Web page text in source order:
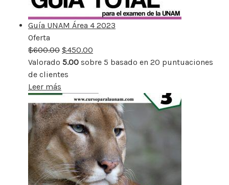
Guía UNAM Área 4 2023
Oferta
rebajado
$600.00 $450.00
Valorado 5.00 sobre 5 basado en 20 puntuaciones
de clientes
Leer más